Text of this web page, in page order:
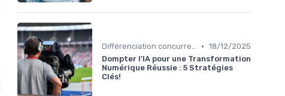
Différenciation concurrentielle • 18/12/2025
Dompter l'IA pour une Transformation
Numérique Réussie : 5 Stratégies
Clés!